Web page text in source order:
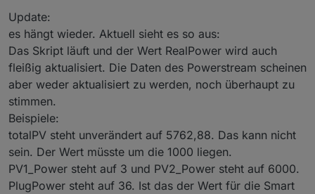
Update:
es hängt wieder. Aktuell sieht es so aus:
Das Skript läuft und der Wert RealPower wird auch
fleißig aktualisiert. Die Daten des Powerstream scheinen
aber weder aktualisiert zu werden, noch überhaupt zu
stimmen.
Beispiele:
totalPV steht unverändert auf 5762,88. Das kann nicht
sein. Der Wert müsste um die 1000 liegen.
PV1_Power steht auf 3 und PV2_Power steht auf 6000.
PlugPower steht auf 36. Ist das der Wert für die Smart